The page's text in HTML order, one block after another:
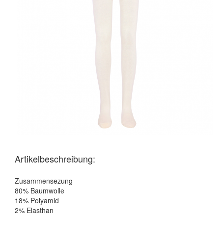
Artikelbeschreibung:
Zusammensezung
80% Baumwolle
18% Polyamid
2% Elasthan